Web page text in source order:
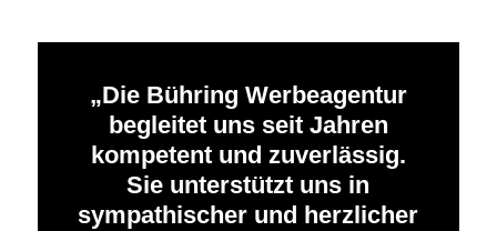
Die Bühring Werbeagentur
begleitet uns seit Jahren
kompetent und zuverlässig.
Sie unterstützt uns in
sympathischer und herzlicher